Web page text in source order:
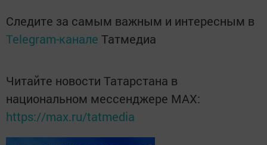
Следите за самым важным и интересным в
Telegram-канале Татмедиа
Читайте новости Татарстана в
национальном мессенджере MАХ:
https://max.ru/tatmedia